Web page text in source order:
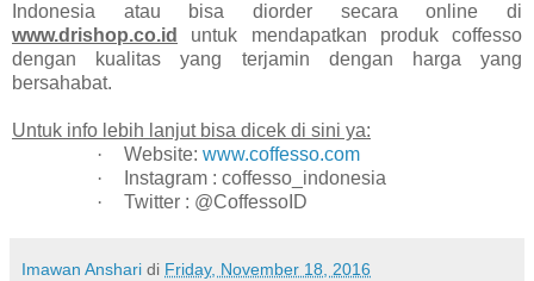
Indonesia atau bisa diorder secara online di
www.drishop.co.id
untuk mendapatkan produk coffesso
dengan kualitas yang terjamin dengan harga yang
bersahabat.
Untuk info lebih lanjut bisa dicek di sini ya:
·
Website: www.coffesso.com
·
Instagram : coffesso_indonesia
·
Twitter : @CoffessoID
Imawan Anshari di Friday, November 18, 2016